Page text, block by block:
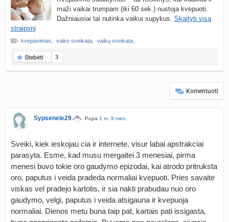
maži vaikai trumpam (iki 60 sek.) nustoja kvėpuoti.
Dažniausiai tai nutinka vaikui supykus. Skaityti visą
straipsnį
kvėpavimas vaiko sveikata vaikų sveikata
Stebėti 3
Komentuoti
Sypsenele29 Pupa 1 m. 9 mėn.
Sveiki, kiek ieskojau cia ir internete, visur labai apstrakciai
parasyta. Esme, kad musu mergaitei 3 menesiai, pirma
menesi buvo tokie oro gaudymo epizodai, kai atrodo pritruksta
oro, paputus i veida pradeda normaliai kvepuoti. Pries savaite
viskas vel pradejo kartotis, ir sia nakti prabudau nuo oro
gaudymo, velgi, paputus i veida atsigauna ir kvepuoja
normaliai. Dienos metu buna taip pat, kartais pati issigasta,